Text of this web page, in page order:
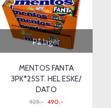
På lager
MENTOS FANTA
3PK*25ST. HEL ESKE/
DATO
925,- 490,-